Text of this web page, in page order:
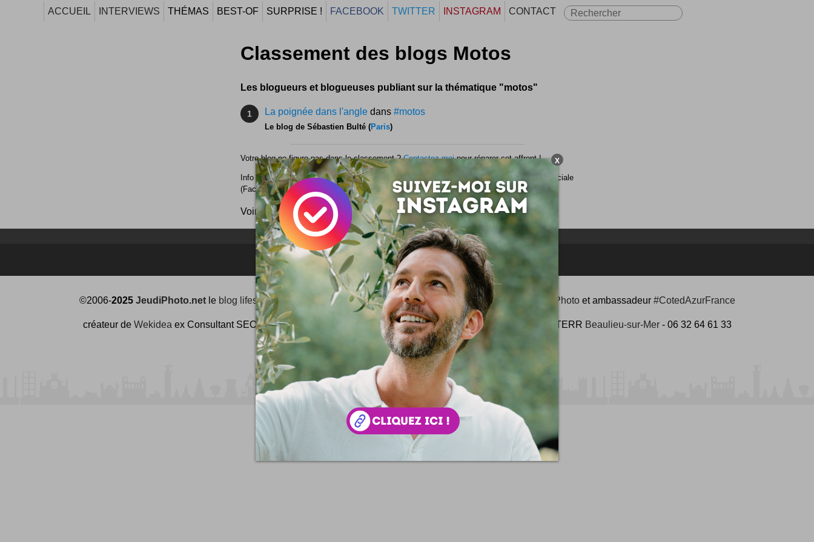
ACCUEIL INTERVIEWS THÉMAS BEST-OF SURPRISE ! FACEBOOK TWITTER INSTAGRAM CONTACT
Classement des blogs Motos
Les blogueurs et blogueuses publiant sur la thématique "motos"
1 La poignée dans l'angle dans #motos
Le blog de Sébastien Bulté (Paris)
Votre blog ne figure pas dans le classement ?Contactez-moipour réparer cet affront !
Info : le classement est effectué selon les données de traffic web Alexa et l'influence sociale
(Facebook/Twitter) des blogs. Cette liste n'est pas exhaustive !
Voir le classement généraldes meilleurs blogs.
NEWSLETTER FOR EVER !
©2006-2025 JeudiPhoto.netle blog lifestylede Simon Tripnaux Content Manager, créateur du hashtag #JeudiPhotoet ambassadeur #CotedAzurFrance
créateur de Wekidea ex Consultant SEO à Nice - Cannes - Monaco - Photographe - Responsable Com' #COMTERR Beaulieu-sur-Mer- 06 32 64 61 33
X